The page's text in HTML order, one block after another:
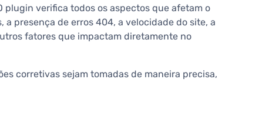
plugin verifica todos os aspectos que afetam o
a presença de erros 404, a velocidade do site, a
fatores que impactam diretamente no
corretivas sejam tomadas de maneira precisa,